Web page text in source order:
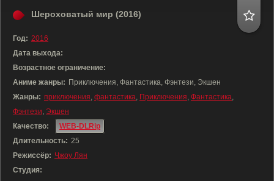
Шероховатый мир (2016)
Год: 2016
Дата выхода:
Возрастное ограничение:
Аниме жанры: Приключения, Фантастика, Фэнтези, Экшен
Жанры: приключения, фантастика, Приключения, Фантастика,
Фэнтези, Экшен
Качество:
WEB-DLRip
Длительность: 25
Режиссёр: Чжоу Лян
Студия: